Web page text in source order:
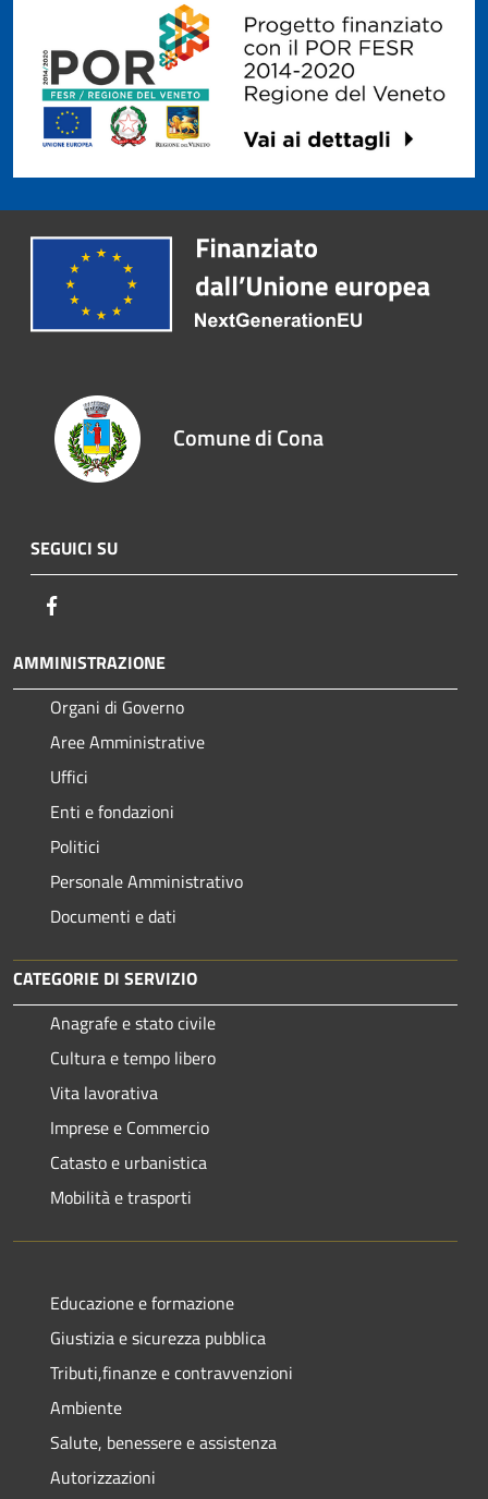
Comune di Cona
SEGUICI SU
AMMINISTRAZIONE
Organi di Governo
Aree Amministrative
Uffici
Enti e fondazioni
Politici
Personale Amministrativo
Documenti e dati
CATEGORIE DI SERVIZIO
Anagrafe e stato civile
Cultura e tempo libero
Vita lavorativa
Imprese e Commercio
Catasto e urbanistica
Mobilità e trasporti
Educazione e formazione
Giustizia e sicurezza pubblica
Tributi,finanze e contravvenzioni
Ambiente
Salute, benessere e assistenza
Autorizzazioni